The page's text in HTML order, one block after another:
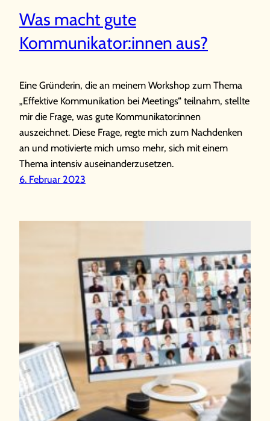
Was macht gute
Kommunikator:innen aus?
Eine Gründerin, die an meinem Workshop zum Thema
„Effektive Kommunikation bei Meetings“ teilnahm, stellte
mir die Frage, was gute Kommunikator:innen
auszeichnet. Diese Frage, regte mich zum Nachdenken
an und motivierte mich umso mehr, sich mit einem
Thema intensiv auseinanderzusetzen.
6. Februar 2023